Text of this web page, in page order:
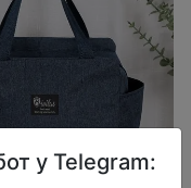
у Telegram: